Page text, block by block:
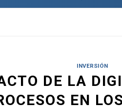
INVERSIÓN
DE LA
EN